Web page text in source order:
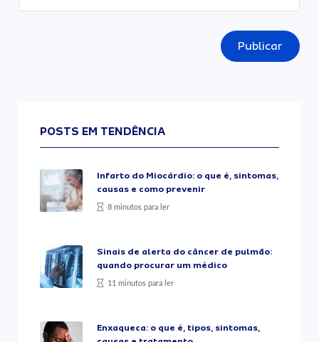
Publicar
POSTS EM TENDÊNCIA
Infarto do Miocárdio: o que é, sintomas,
causas e como prevenir
8 minutos para ler
Sinais de alerta do câncer de pulmão:
quando procurar um médico
11 minutos para ler
Enxaqueca: o que é, tipos, sintomas,